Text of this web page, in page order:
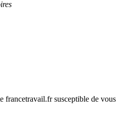
francetravail.fr susceptible de vous